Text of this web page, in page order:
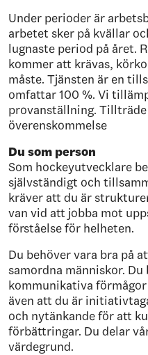
Under perioder är
arbetet sker på kvällar
lugnaste period på året.
kommer att krävas,
måste. Tjänsten är en
omfattar 100 %. Vi
provanställning.
överenskommelse
Du som person
Som hockeyutvecklare
självständigt och
kräver att du är
van vid att jobba mot
förståelse för helheten.
Du behöver vara bra på
samordna människor.
kommunikativa
även att du är
och nytänkande för att
förbättringar. Du delar
värdegrund.